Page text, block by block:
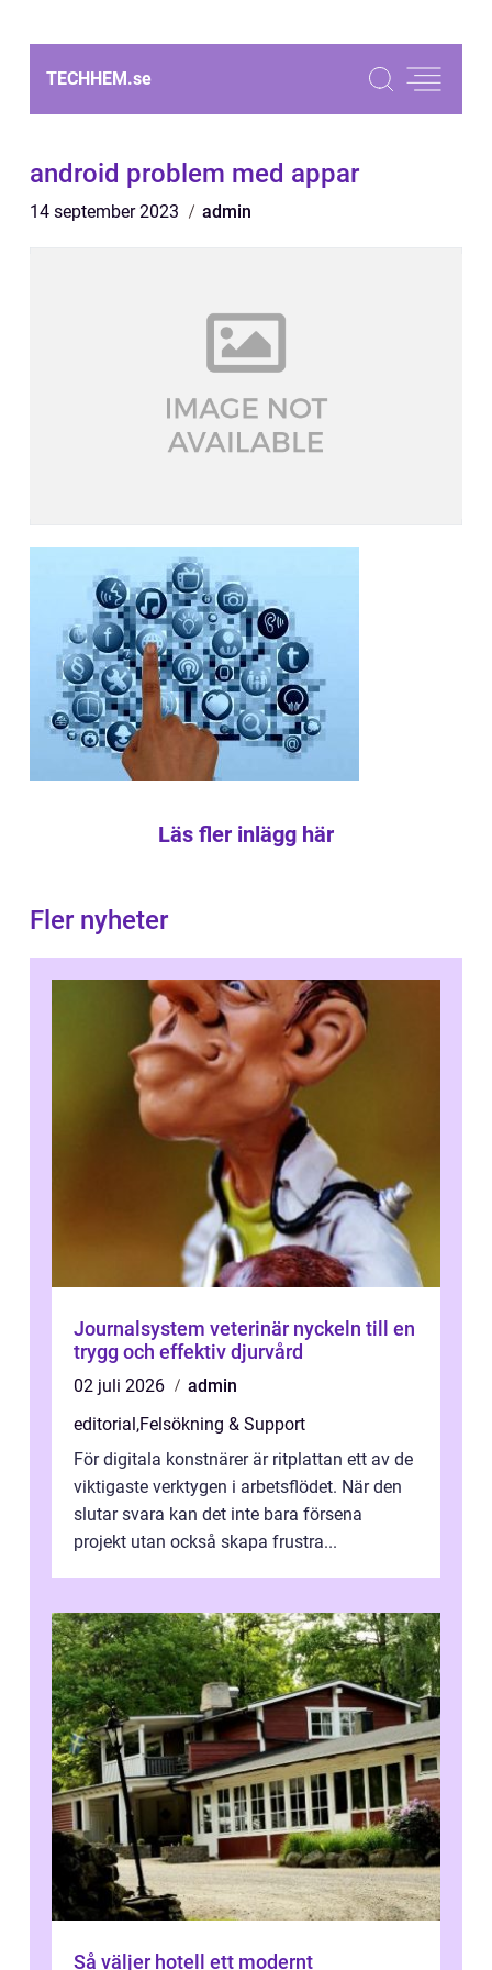
TECHHEM.se
android problem med appar
14 september 2023 admin
Läs fler inlägg här
Fler nyheter
Journalsystem veterinär nyckeln till en
trygg och effektiv djurvård
02 juli 2026
admin
editorial,Felsökning & Support
För digitala konstnärer är ritplattan ett av de
viktigaste verktygen i arbetsflödet. När den
slutar svara kan det inte bara försena
projekt utan också skapa frustra...
Så väljer hotell ett modernt